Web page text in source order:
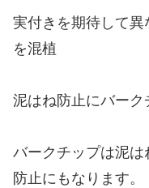
実付きを期待して
を混植
泥はね防止にバーク
バークチップは泥
防止にもなります。